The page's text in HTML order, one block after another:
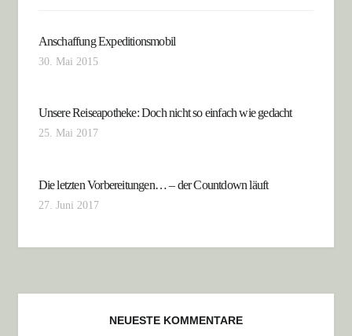
Anschaffung Expeditionsmobil
30. Mai 2015
Unsere Reiseapotheke: Doch nicht so einfach wie gedacht
25. Mai 2017
Die letzten Vorbereitungen… – der Countdown läuft
27. Juni 2017
NEUESTE KOMMENTARE